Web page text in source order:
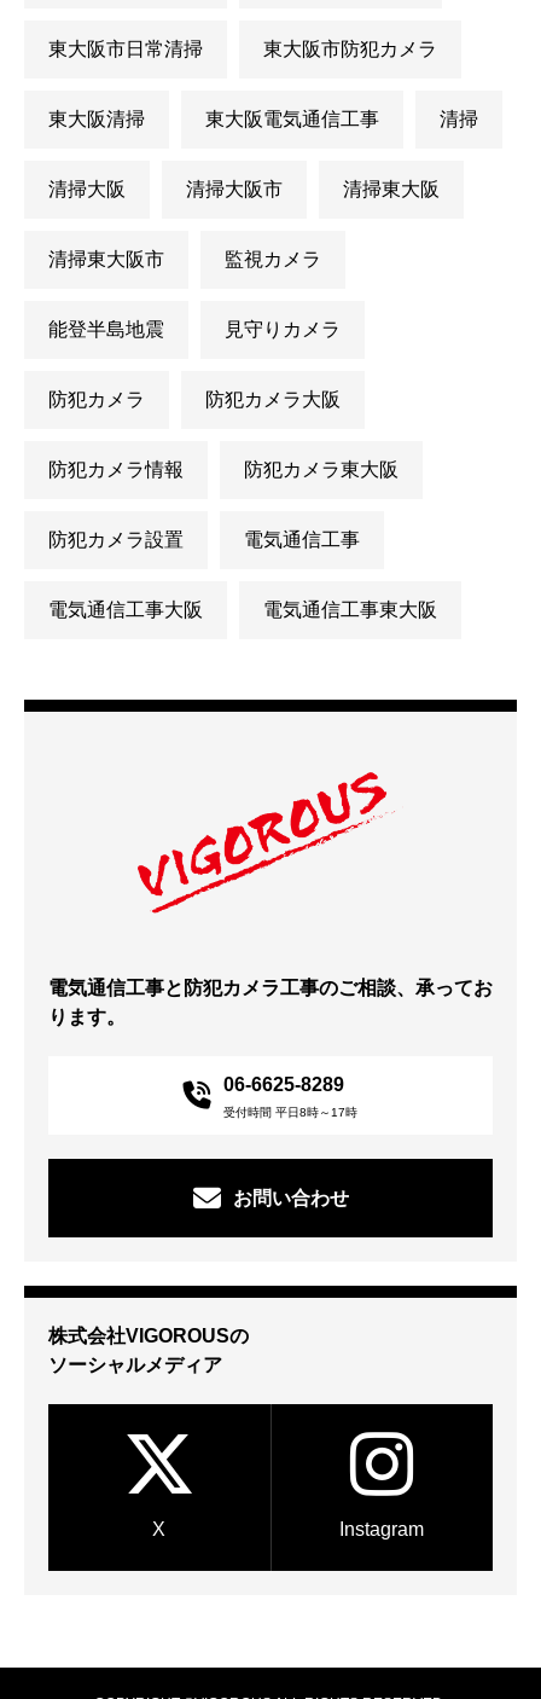
東大阪市日常清掃 東大阪市防犯カメラ
東大阪清掃 東大阪電気通信工事 清掃
清掃大阪 清掃大阪市 清掃東大阪
清掃東大阪市 監視カメラ
能登半島地震 見守りカメラ
防犯カメラ 防犯カメラ大阪
防犯カメラ情報 防犯カメラ東大阪
防犯カメラ設置 電気通信工事
電気通信工事大阪 電気通信工事東大阪
電気通信工事と防犯カメラ工事のご相談、承ってお
ります。
06-6625-8289
受付時間 平日8時～17時
お問い合わせ
株式会社VIGOROUSの
ソーシャルメディア
X Instagram